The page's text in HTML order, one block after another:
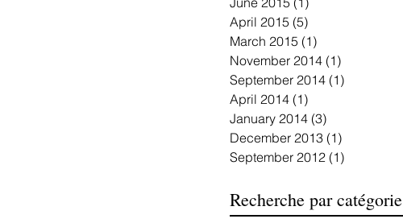
April 2015 (5)
March 2015 (1)
November 2014 (1)
September 2014 (1)
April 2014 (1)
January 2014 (3)
December 2013 (1)
September 2012 (1)
Recherche par catégorie